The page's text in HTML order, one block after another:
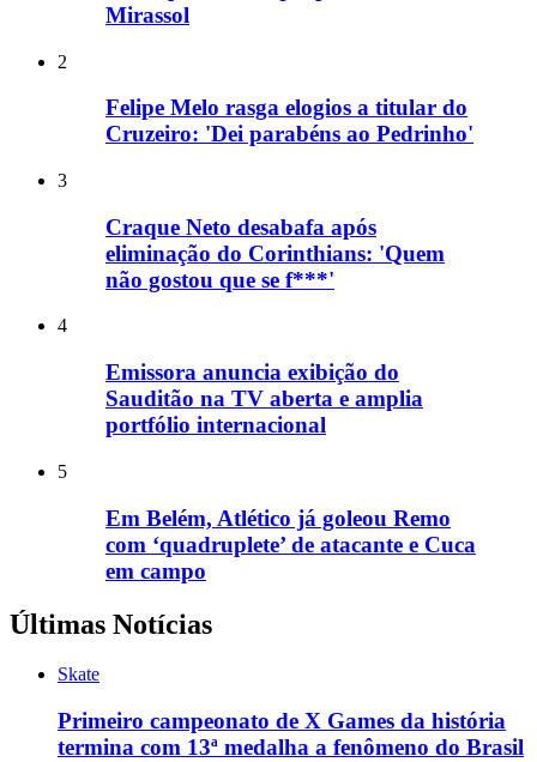
Mirassol
2
Felipe Melo rasga elogios a titular do
Cruzeiro: 'Dei parabéns ao Pedrinho'
3
Craque Neto desabafa após
eliminação do Corinthians: 'Quem
não gostou que se f***'
4
Emissora anuncia exibição do
Sauditão na TV aberta e amplia
portfólio internacional
5
Em Belém, Atlético já goleou Remo
com ‘quadruplete’ de atacante e Cuca
em campo
Últimas Notícias
Skate
Primeiro campeonato de X Games da história
termina com 13ª medalha a fenômeno do Brasil